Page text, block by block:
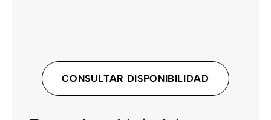
CONSULTAR DISPONIBILIDAD